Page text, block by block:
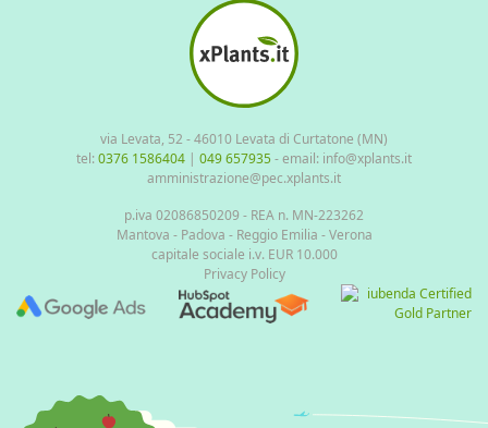
via Levata, 52 - 46010 Levata di Curtatone (MN)
tel: 0376 1586404 | 049 657935- email: info@xplants.it
amministrazione@pec.xplants.it
p.iva 02086850209 - REA n. MN-223262
Mantova - Padova - Reggio Emilia - Verona
capitale sociale i.v. EUR 10.000
Privacy Policy